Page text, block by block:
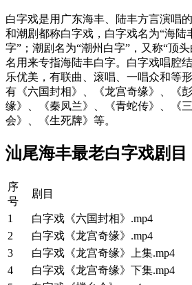
白字戏是用广东海丰、陆丰方言演唱
和潮剧都称白字戏，白字戏名为“海陆
字”；潮剧名为“潮州白字”，又称“顶
名用来专指海陆丰白字。白字戏唱腔
乐优美，有联曲、滚唱、一唱众和等
有《六国封相》、《龙宫奇缘》、《
缘》、《秦凤兰》、《青蛇传》、《
会》、《生死牌》等。
汕尾海丰最老白字戏剧目
序
号
剧目
1 白字戏《六国封相》.mp4
2
白字戏《龙宫奇缘》.mp4
3
白字戏《龙宫奇缘》上集.mp4
4
白字戏《龙宫奇缘》下集.mp4